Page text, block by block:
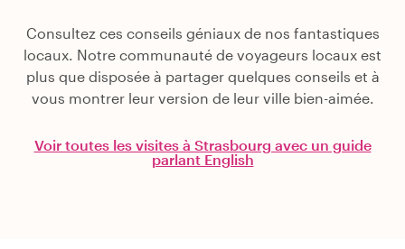
Consultez ces conseils géniaux de nos fantastiques
locaux. Notre communauté de voyageurs locaux est
plus que disposée à partager quelques conseils et à
vous montrer leur version de leur ville bien-aimée.
Voir toutes les visites à Strasbourg avec un guide
parlant English